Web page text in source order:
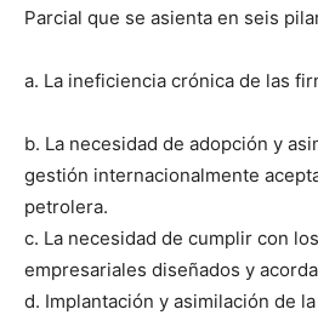
Parcial que se asienta en seis
a. La ineficiencia crónica de las
b. La necesidad de adopción y
gestión internacionalmente
petrolera.
c. La necesidad de cumplir con
empresariales diseñados y
d. Implantación y asimilación de